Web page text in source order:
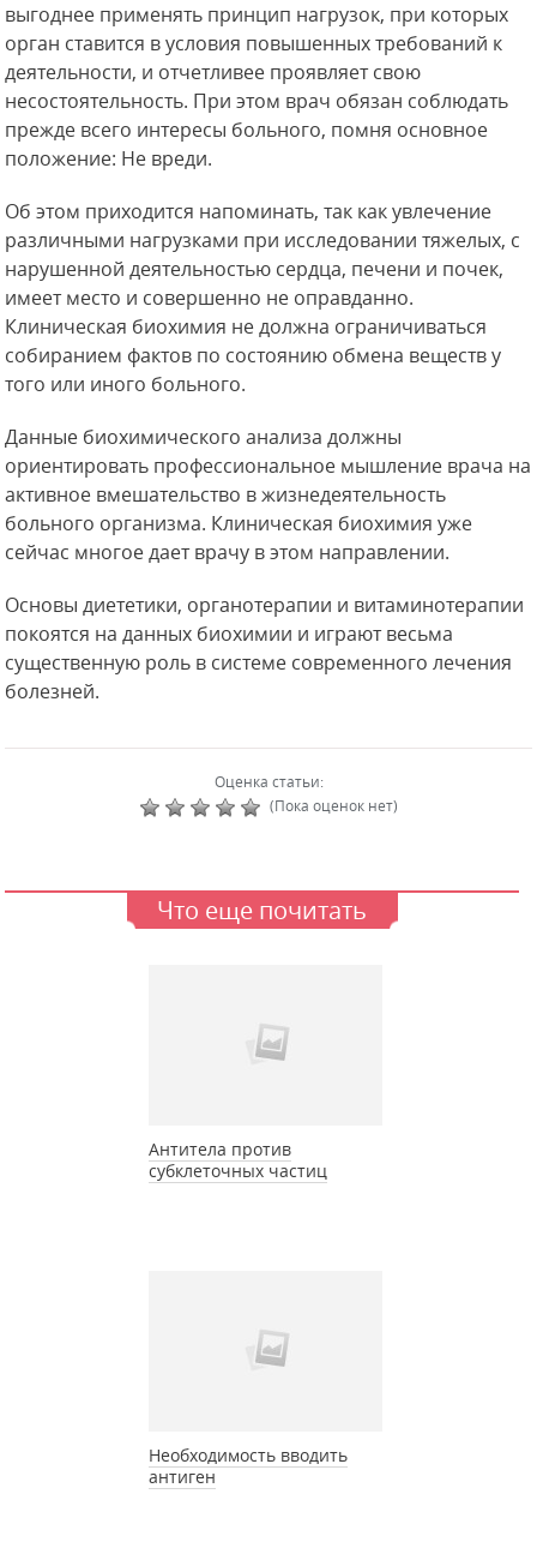
выгоднее применять принцип нагрузок, при которых
орган ставится в условия повышенных требований к
деятельности, и отчетливее проявляет свою
несостоятельность. При этом врач обязан соблюдать
прежде всего интересы больного, помня основное
положение: Не вреди.
Об этом приходится напоминать, так как увлечение
различными нагрузками при исследовании тяжелых, с
нарушенной деятельностью сердца, печени и почек,
имеет место и совершенно не оправданно.
Клиническая биохимия не должна ограничиваться
собиранием фактов по состоянию обмена веществ у
того или иного больного.
Данные биохимического анализа должны
ориентировать профессиональное мышление врача на
активное вмешательство в жизнедеятельность
больного организма. Клиническая биохимия уже
сейчас многое дает врачу в этом направлении.
Основы диететики, органотерапии и витаминотерапии
покоятся на данных биохимии и играют весьма
существенную роль в системе современного лечения
болезней.
Оценка статьи:
(Пока оценок нет)
Что еще почитать
Антитела против
субклеточных частиц
Необходимость вводить
антиген